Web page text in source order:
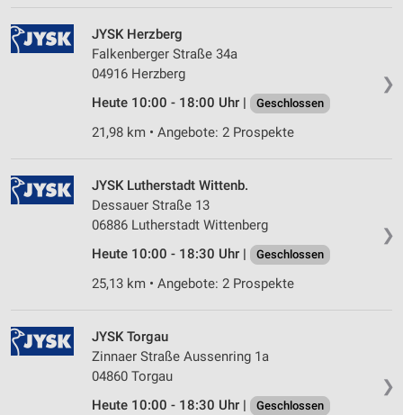
❯
JYSK Herzberg
Falkenberger Straße 34a
04916 Herzberg
Heute 10:00 - 18:00 Uhr |
Geschlossen
21,98 km • Angebote: 2 Prospekte
❯
JYSK Lutherstadt Wittenb.
Dessauer Straße 13
06886 Lutherstadt Wittenberg
Heute 10:00 - 18:30 Uhr |
Geschlossen
25,13 km • Angebote: 2 Prospekte
❯
JYSK Torgau
Zinnaer Straße Aussenring 1a
04860 Torgau
Heute 10:00 - 18:30 Uhr |
Geschlossen